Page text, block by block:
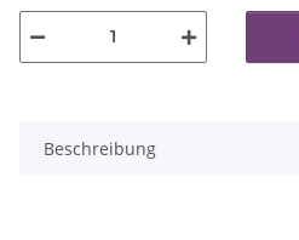
Beschreibung